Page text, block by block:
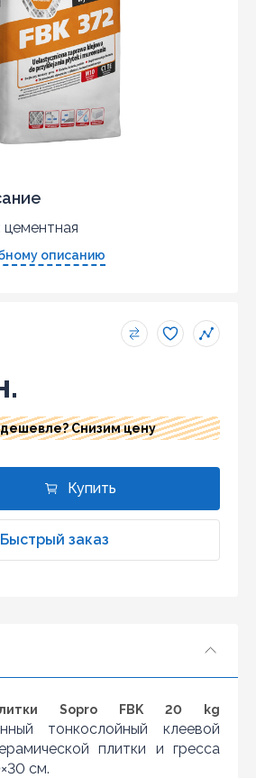
описанию
Снизим цену
Купить
Быстрый заказ
Sopro FBK 20 kg
тонкослойный клеевой
плитки и гресса
см.